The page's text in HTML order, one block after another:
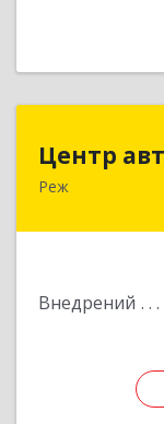
Центр
Реж
Внедрений
623750,